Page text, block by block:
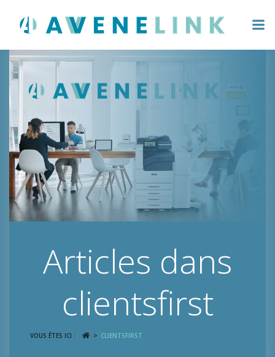
au
contenu
Articles dans
clientsfirst
VOUS ÊTES ICI : CLIENTSFIRST